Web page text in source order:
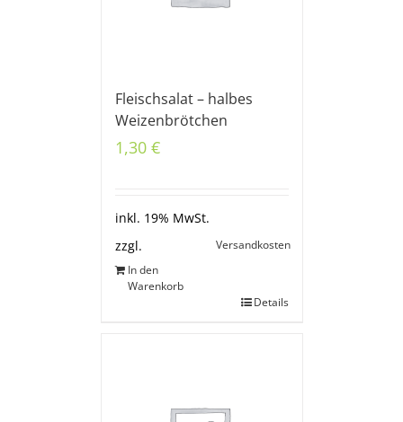
Fleischsalat – halbes
Weizenbrötchen
1,30 €
inkl. 19% MwSt.
zzgl.
Versandkosten
In den
Warenkorb
Details